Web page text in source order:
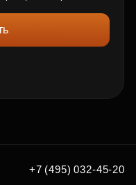
+7 (495) 032-45-20